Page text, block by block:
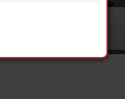
人所愛嗎？